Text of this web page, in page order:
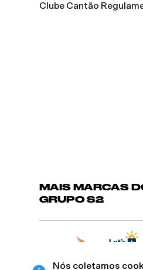
Nós coletamos
Clube Cantão
MAIS MARCAS
GRUPO S2